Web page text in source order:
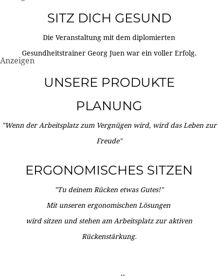
SITZ DICH GESUND
Die Veranstaltung mit dem diplomierten
Gesundheitstrainer Georg Juen war ein voller Erfolg.
Anzeigen
UNSERE PRODUKTE
PLANUNG
"Wenn der Arbeitsplatz zum Vergnügen wird, wird das Leben zur
Freude"
ERGONOMISCHES SITZEN
"Tu deinem Rücken etwas Gutes!"
Mit unseren ergonomischen Lösungen
wird sitzen und stehen am Arbeitsplatz zur aktiven
Rückenstärkung.